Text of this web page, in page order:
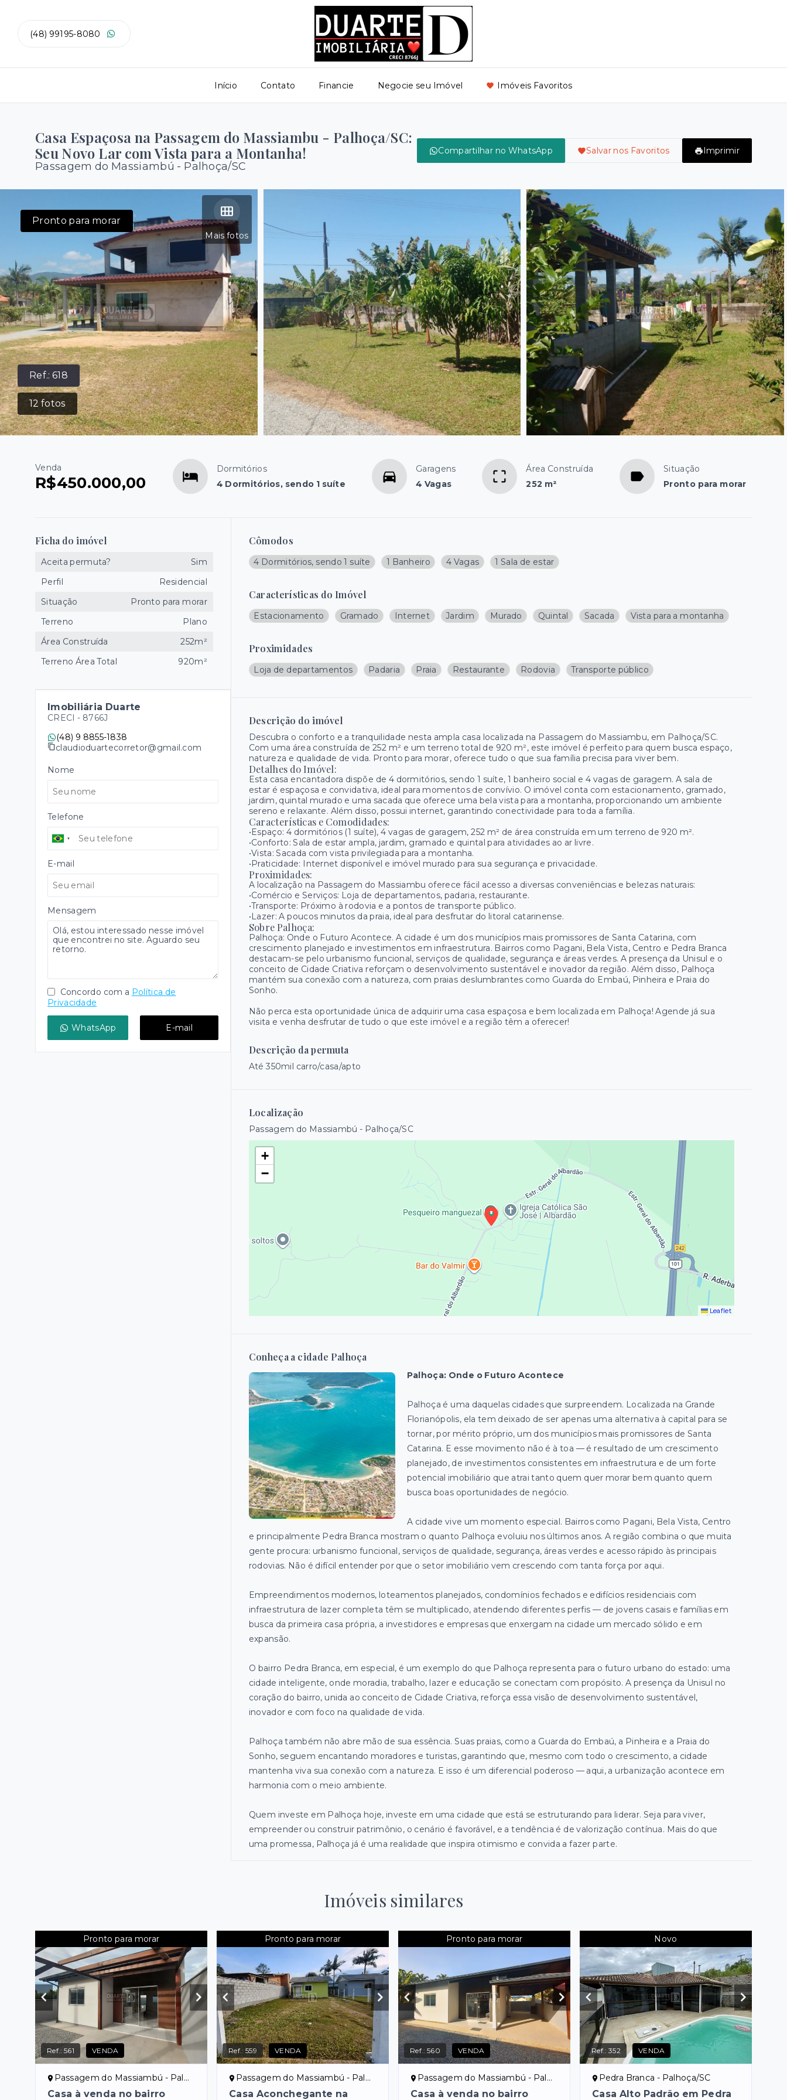
(48) 99195-8080
Início Contato Financie Negocie seu Imóvel Imóveis Favoritos
Casa Espaçosa na Passagem do Massiambu - Palhoça/SC:
Seu Novo Lar com Vista para a Montanha!
Passagem do Massiambú - Palhoça/SC
Compartilhar no WhatsApp Salvar nos Favoritos Imprimir
Ref.:618
12 fotos
Mais fotos
Pronto para morar
Venda
R$450.000,00
Dormitórios
4 Dormitórios, sendo 1 suíte
Garagens
4 Vagas
Área Construída
252 m²
Situação
Pronto para morar
Cômodos
4 Dormitórios, sendo 1 suíte 1 Banheiro 4 Vagas 1 Sala de estar
Características do Imóvel
Estacionamento Gramado Internet Jardim Murado Quintal Sacada Vista para a montanha
Proximidades
Loja de departamentos Padaria Praia Restaurante Rodovia Transporte público
Descrição do imóvel
Descubra o conforto e a tranquilidade nesta ampla casa localizada na Passagem do Massiambu, em Palhoça/SC.
Com uma área construída de 252 m² e um terreno total de 920 m², este imóvel é perfeito para quem busca espaço,
natureza e qualidade de vida. Pronto para morar, oferece tudo o que sua família precisa para viver bem.
Detalhes do Imóvel:
Esta casa encantadora dispõe de 4 dormitórios, sendo 1 suíte, 1 banheiro social e 4 vagas de garagem. A sala de
estar é espaçosa e convidativa, ideal para momentos de convívio. O imóvel conta com estacionamento, gramado,
jardim, quintal murado e uma sacada que oferece uma bela vista para a montanha, proporcionando um ambiente
sereno e relaxante. Além disso, possui internet, garantindo conectividade para toda a família.
Características e Comodidades:
•Espaço: 4 dormitórios (1 suíte), 4 vagas de garagem, 252 m² de área construída em um terreno de 920 m².
•Conforto: Sala de estar ampla, jardim, gramado e quintal para atividades ao ar livre.
•Vista: Sacada com vista privilegiada para a montanha.
•Praticidade: Internet disponível e imóvel murado para sua segurança e privacidade.
Proximidades:
A localização na Passagem do Massiambu oferece fácil acesso a diversas conveniências e belezas naturais:
•Comércio e Serviços: Loja de departamentos, padaria, restaurante.
•Transporte: Próximo à rodovia e a pontos de transporte público.
•Lazer: A poucos minutos da praia, ideal para desfrutar do litoral catarinense.
Sobre Palhoça:
Palhoça: Onde o Futuro Acontece. A cidade é um dos municípios mais promissores de Santa Catarina, com
crescimento planejado e investimentos em infraestrutura. Bairros como Pagani, Bela Vista, Centro e Pedra Branca
destacam-se pelo urbanismo funcional, serviços de qualidade, segurança e áreas verdes. A presença da Unisul e o
conceito de Cidade Criativa reforçam o desenvolvimento sustentável e inovador da região. Além disso, Palhoça
mantém sua conexão com a natureza, com praias deslumbrantes como Guarda do Embaú, Pinheira e Praia do
Sonho.
Não perca esta oportunidade única de adquirir uma casa espaçosa e bem localizada em Palhoça! Agende já sua
visita e venha desfrutar de tudo o que este imóvel e a região têm a oferecer!
Descrição da permuta
Até 350mil carro/casa/apto
Localização
Passagem do Massiambú - Palhoça/SC
+
−
Leaflet
Conheça a cidade Palhoça
Palhoça: Onde o Futuro Acontece
Palhoça é uma daquelas cidades que surpreendem. Localizada na Grande
Florianópolis, ela tem deixado de ser apenas uma alternativa à capital para se
tornar, por mérito próprio, um dos municípios mais promissores de Santa
Catarina. E esse movimento não é à toa — é resultado de um crescimento
planejado, de investimentos consistentes em infraestrutura e de um forte
potencial imobiliário que atrai tanto quem quer morar bem quanto quem
busca boas oportunidades de negócio.
A cidade vive um momento especial. Bairros como Pagani, Bela Vista, Centro
e principalmente Pedra Branca mostram o quanto Palhoça evoluiu nos últimos anos. A região combina o que muita
gente procura: urbanismo funcional, serviços de qualidade, segurança, áreas verdes e acesso rápido às principais
rodovias. Não é difícil entender por que o setor imobiliário vem crescendo com tanta força por aqui.
Empreendimentos modernos, loteamentos planejados, condomínios fechados e edifícios residenciais com
infraestrutura de lazer completa têm se multiplicado, atendendo diferentes perfis — de jovens casais e famílias em
busca da primeira casa própria, a investidores e empresas que enxergam na cidade um mercado sólido e em
expansão.
O bairro Pedra Branca, em especial, é um exemplo do que Palhoça representa para o futuro urbano do estado: uma
cidade inteligente, onde moradia, trabalho, lazer e educação se conectam com propósito. A presença da Unisul no
coração do bairro, unida ao conceito de Cidade Criativa, reforça essa visão de desenvolvimento sustentável,
inovador e com foco na qualidade de vida.
Palhoça também não abre mão de sua essência. Suas praias, como a Guarda do Embaú, a Pinheira e a Praia do
Sonho, seguem encantando moradores e turistas, garantindo que, mesmo com todo o crescimento, a cidade
mantenha viva sua conexão com a natureza. E isso é um diferencial poderoso — aqui, a urbanização acontece em
harmonia com o meio ambiente.
Quem investe em Palhoça hoje, investe em uma cidade que está se estruturando para liderar. Seja para viver,
empreender ou construir patrimônio, o cenário é favorável, e a tendência é de valorização contínua. Mais do que
uma promessa, Palhoça já é uma realidade que inspira otimismo e convida a fazer parte.
Ficha do imóvel
Aceita permuta?
Sim
Perfil
Residencial
Situação
Pronto para morar
Terreno
Plano
Área Construída
252m²
Terreno Área Total
920m²
Imobiliária Duarte
CRECI - 8766J
(48) 9 8855-1838
claudioduartecorretor@gmail.com
Nome
Telefone
E-mail
Mensagem
Concordo com a Política de
Privacidade
WhatsApp E-mail
Imóveis similares
Pronto para morar
Ref.:561 VENDA
Passagem do Massiambú - Palhoça/SC
Casa à venda no bairro
Pronto para morar
Ref.:559 VENDA
Passagem do Massiambú - Palhoça/SC
Casa Aconchegante na
Pronto para morar
Ref.:560 VENDA
Passagem do Massiambú - Palhoça/SC
Casa à venda no bairro
Novo
Ref.:352 VENDA
Pedra Branca - Palhoça/SC
Casa Alto Padrão em Pedra